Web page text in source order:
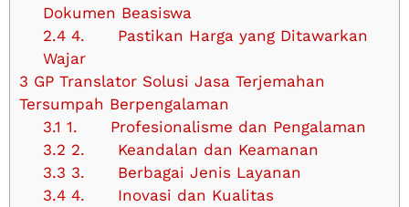
Dokumen Beasiswa
2.44. Pastikan Harga yang Ditawarkan
Wajar
3 GP Translator Solusi Jasa Terjemahan
Tersumpah Berpengalaman
3.1 1. Profesionalisme dan Pengalaman
3.2 2. Keandalan dan Keamanan
3.3 3. Berbagai Jenis Layanan
3.44. Inovasi dan Kualitas